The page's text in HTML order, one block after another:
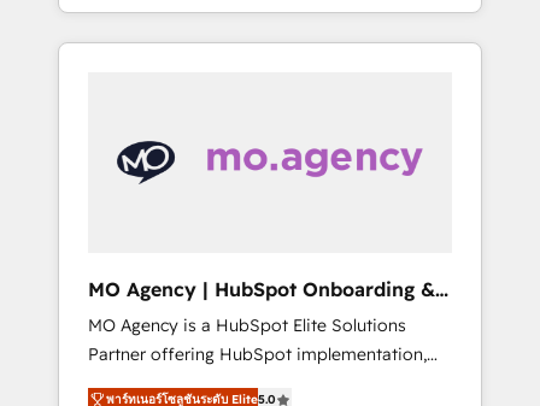
experience possible. Whether you are new to
HubSpot or seeking to turn around a poor
replatform, and scale smarter. We specialize
in high-impact CRM and CMS migrations and
turning fragmented systems into unified,
growth-ready HubSpot architectures that
custom integrations across your full tech
stack. - Custom object setup, CMS builds, and
full-funnel automation. - Dashboards,
lifecycle campaigns, and lead nurturing
MO Agency | HubSpot Onboarding &
Implementation
MO Agency is a HubSpot Elite Solutions
Partner offering HubSpot implementation,
marketing automation, CRM and RevOps
พาร์ทเนอร์โซลูชันระดับ Elite5.0